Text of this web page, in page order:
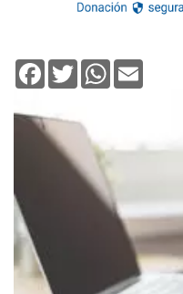
Facebook
TwitterWhatsApp